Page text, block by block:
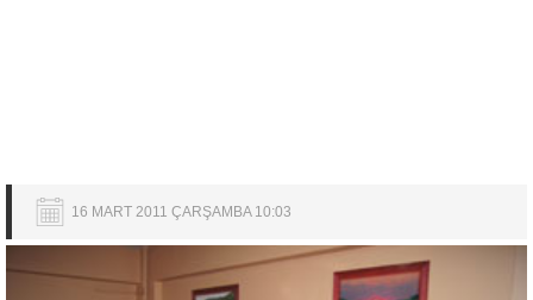
16 MART 2011 ÇARŞAMBA 10:03